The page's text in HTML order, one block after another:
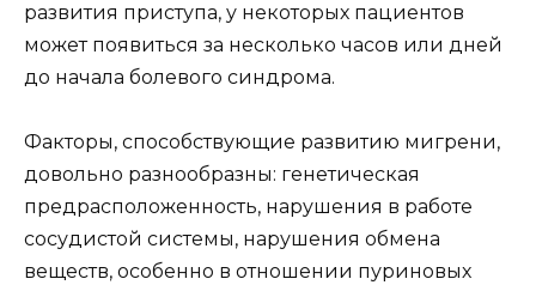
развития приступа, у некоторых пациентов
может появиться за несколько часов или дней
до начала болевого синдрома.
Факторы, способствующие развитию мигрени,
довольно разнообразны: генетическая
предрасположенность, нарушения в работе
сосудистой системы, нарушения обмена
веществ, особенно в отношении пуриновых